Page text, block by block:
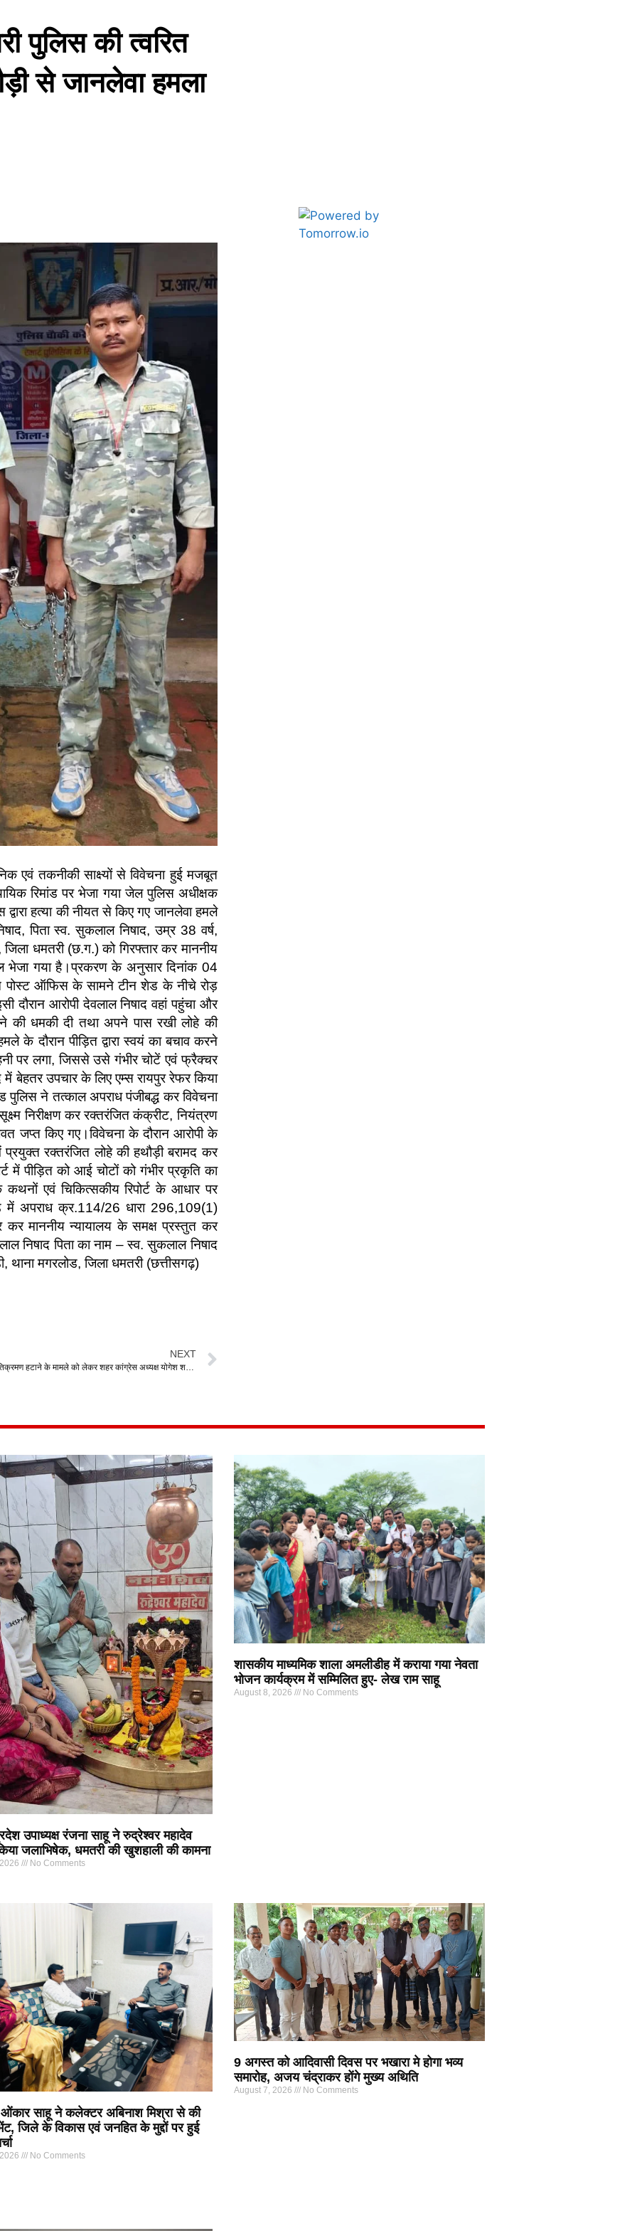
पुलिस की त्वरित
से जानलेवा हमला
एवं तकनीकी साक्ष्यों से विवेचना हुई मजबूत
रिमांड पर भेजा गया जेल पुलिस अधीक्षक
हत्या की नीयत से किए गए जानलेवा हमले
पिता स्व. सुकलाल निषाद, उम्र 38 वर्ष,
धमतरी (छ.ग.) को गिरफ्तार कर माननीय
भेजा गया है।प्रकरण के अनुसार दिनांक 04
पोस्ट ऑफिस के सामने टीन शेड के नीचे रोड़
दौरान आरोपी देवलाल निषाद वहां पहुंचा और
की धमकी दी तथा अपने पास रखी लोहे की
के दौरान पीड़ित द्वारा स्वयं का बचाव करने
पर लगा, जिससे उसे गंभीर चोटें एवं फ्रैक्चर
बेहतर उपचार के लिए एम्स रायपुर रेफर किया
पुलिस ने तत्काल अपराध पंजीबद्ध कर विवेचना
निरीक्षण कर रक्तरंजित कंक्रीट, नियंत्रण
जप्त किए गए।विवेचना के दौरान आरोपी के
रक्तरंजित लोहे की हथौड़ी बरामद कर
में पीड़ित को आई चोटों को गंभीर प्रकृति का
कथनों एवं चिकित्सकीय रिपोर्ट के आधार पर
में अपराध क्र.114/26 धारा 296,109(1)
कर माननीय न्यायालय के समक्ष प्रस्तुत कर
निषाद पिता का नाम – स्व. सुकलाल निषाद
थाना मगरलोड, जिला धमतरी (छत्तीसगढ़)
NEXT
कोलियारी में अतिक्रमण हटाने के मामले को लेकर शहर कांग्रेस अध्यक्ष योगेश शर्मा नें लिया जायजा
उपाध्यक्ष रंजना साहू ने रुद्रेश्वर महादेव
जलाभिषेक, धमतरी की खुशहाली की कामना
No Comments
शासकीय माध्यमिक शाला अमलीडीह में कराया गया नेवता
भोजन कार्यक्रम में सम्मिलित हुए- लेख राम साहू
August 8, 2026 No Comments
ओंकार साहू ने कलेक्टर अबिनाश मिश्रा से की
जिले के विकास एवं जनहित के मुद्दों पर हुई
No Comments
9 अगस्त को आदिवासी दिवस पर भखारा मे होगा भव्य
समारोह, अजय चंद्राकर होंगे मुख्य अथिति
August 7, 2026 No Comments